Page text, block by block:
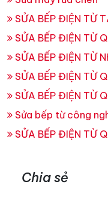
SỬA BẾP ĐIỆN TỪ
SỬA BẾP ĐIỆN TỪ
SỬA BẾP ĐIỆN TỪ
SỬA BẾP ĐIỆN TỪ
SỬA BẾP ĐIỆN TỪ
Sửa bếp từ công
SỬA BẾP ĐIỆN TỪ
Chia sẻ